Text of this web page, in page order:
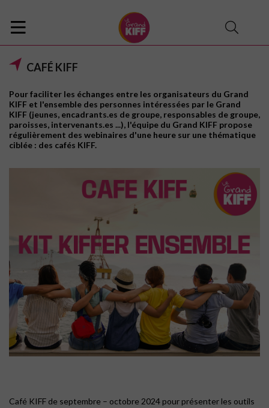
CAFÉ KIFF
Pour faciliter les échanges entre les organisateurs du Grand
KIFF et l'ensemble des personnes intéressées par le Grand
KIFF (jeunes, encadrants.es de groupe, responsables de groupe,
paroisses, intervenants.es ...), l'équipe du Grand KIFF propose
régulièrement des webinaires d'une heure sur une thématique
ciblée : des cafés KIFF.
Café KIFF de septembre – octobre 2024 pour présenter les outils